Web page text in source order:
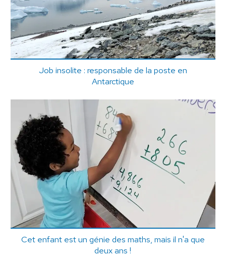
Job insolite : responsable de la poste en
Antarctique
Cet enfant est un génie des maths, mais il n'a que
deux ans !